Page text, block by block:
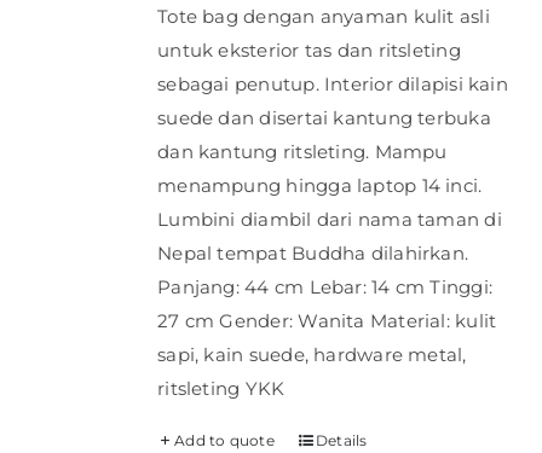
Tote bag dengan anyaman kulit asli
untuk eksterior tas dan ritsleting
sebagai penutup. Interior dilapisi kain
suede dan disertai kantung terbuka
dan kantung ritsleting. Mampu
menampung hingga laptop 14 inci.
Lumbini diambil dari nama taman di
Nepal tempat Buddha dilahirkan.
Panjang: 44 cm Lebar: 14 cm Tinggi:
27 cm Gender: Wanita Material: kulit
sapi, kain suede, hardware metal,
ritsleting YKK
Add to quote Details